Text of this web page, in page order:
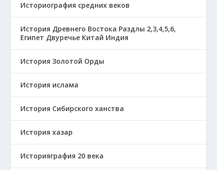
Историография средних веков
История Древнего Востока Раздлы 2,3,4,5,6,
Египет Двуречье Китай Индия
История Золотой Орды
История ислама
История Сибирского ханства
История хазар
Историяграфия 20 века